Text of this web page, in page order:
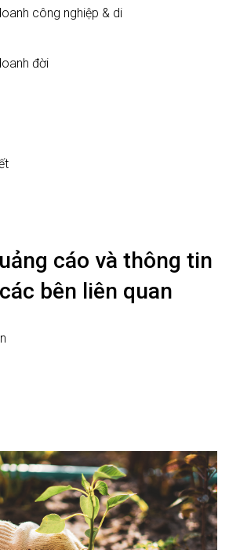
công nghiệp & di
đời
cáo và thông tin
bên liên quan